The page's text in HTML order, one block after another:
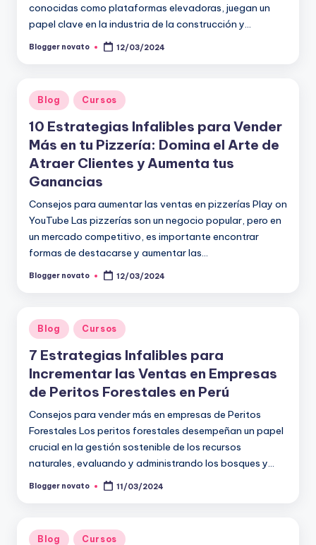
conocidas como plataformas elevadoras, juegan un
papel clave en la industria de la construcción y…
Publicado
Blogger novato 12/03/2024
Publicado
en
Blog Cursos
10 Estrategias Infalibles para Vender
Más en tu Pizzería: Domina el Arte de
Atraer Clientes y Aumenta tus
Ganancias
Consejos para aumentar las ventas en pizzerías Play on
YouTube Las pizzerías son un negocio popular, pero en
un mercado competitivo, es importante encontrar
formas de destacarse y aumentar las…
Publicado
Blogger novato 12/03/2024
Publicado
en
Blog Cursos
7 Estrategias Infalibles para
Incrementar las Ventas en Empresas
de Peritos Forestales en Perú
Consejos para vender más en empresas de Peritos
Forestales Los peritos forestales desempeñan un papel
crucial en la gestión sostenible de los recursos
naturales, evaluando y administrando los bosques y…
Publicado
Blogger novato 11/03/2024
Publicado
Blog Cursos